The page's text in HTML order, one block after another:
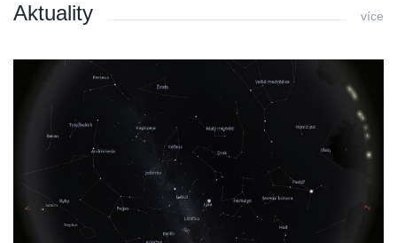
Aktuality více